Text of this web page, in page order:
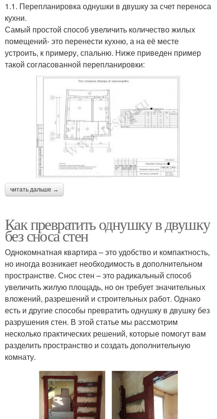
1.1. Перепланировка однушки в двушку за счет переноса
кухни.
Самый простой способ увеличить количество жилых
помещений- это перенести кухню, а на её месте
устроить, к примеру, спальню. Ниже приведен пример
такой согласованной перепланировки:
читать дальше →
Как превратить однушку в двушку
без сноса стен
Однокомнатная квартира – это удобство и компактность,
но иногда возникает необходимость в дополнительном
пространстве. Снос стен – это радикальный способ
увеличить жилую площадь, но он требует значительных
вложений, разрешений и строительных работ. Однако
есть и другие способы превратить однушку в двушку без
разрушения стен. В этой статье мы рассмотрим
несколько практических решений, которые помогут вам
разделить пространство и создать дополнительную
комнату.